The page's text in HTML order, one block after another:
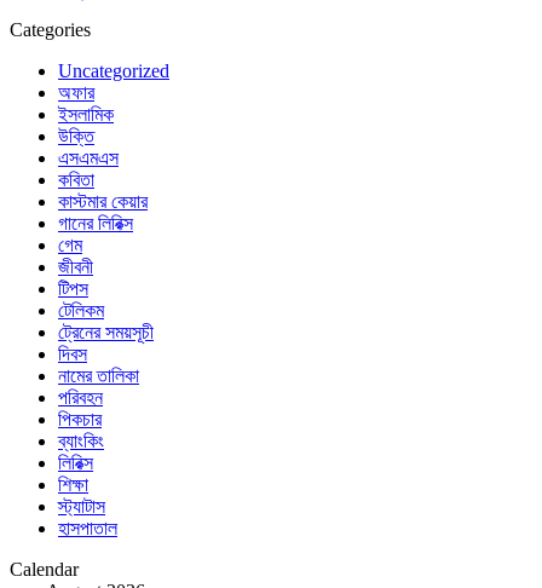
Categories
Uncategorized
অফার
ইসলামিক
উক্তি
এসএমএস
কবিতা
কাস্টমার কেয়ার
গানের লিরিক্স
গেম
জীবনী
টিপস
টেলিকম
ট্রেনের সময়সূচী
দিবস
নামের তালিকা
পরিবহন
পিকচার
ব্যাংকিং
লিরিক্স
শিক্ষা
স্ট্যাটাস
হাসপাতাল
Calendar